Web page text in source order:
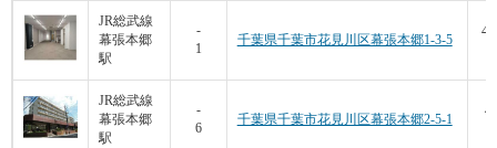
JR総武線
幕張本郷
駅
-
1
千葉県千葉市花見川区幕張本郷1-3-5
JR総武線
幕張本郷
駅
-
6
千葉県千葉市花見川区幕張本郷2-5-1